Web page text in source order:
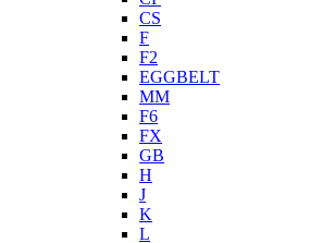
CS
F
F2
EGGBELT
MM
F6
FX
GB
H
J
K
L